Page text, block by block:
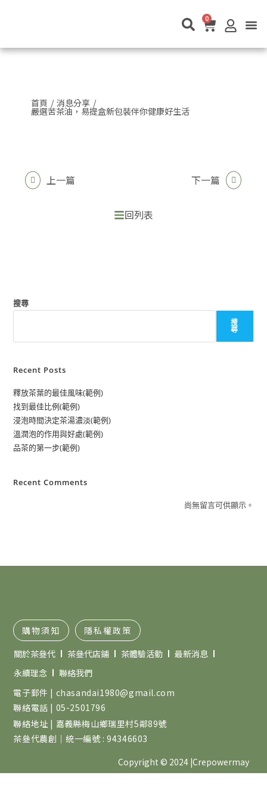
0
首頁 / 消息分享 /
嚴選苦茶油，易提盒新包裝伴你健康好生活
上一篇 下一篇
回列表
搜尋
搜
尋
Recent Posts
釋放茶葉的最佳風味(範例)
找到最佳比例(範例)
浸泡時間決定茶湯濃淡(範例)
溫潤泡的作用與好處(範例)
品茶的第一步(範例)
Recent Comments
尚無留言可供顯示。
購物須知
隱私權政策
關於茶叄代
茶叄代店鋪 茶體驗活動
最新消息
永續理念
聯絡我們
電子郵件 | chasandai1980@gmail.com
聯絡電話 | 05-2501796
聯絡地址 | 嘉義縣梅山鄉瑞里村5鄰89號
茶叄代農創｜統一編號 : 94346603
Copyright © 2024 |Crepowermay